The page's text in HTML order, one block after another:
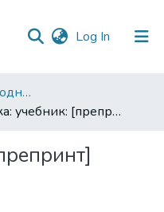
Log In (current)
005. Факультет природничих наук
Физика: учебник: [препринт]